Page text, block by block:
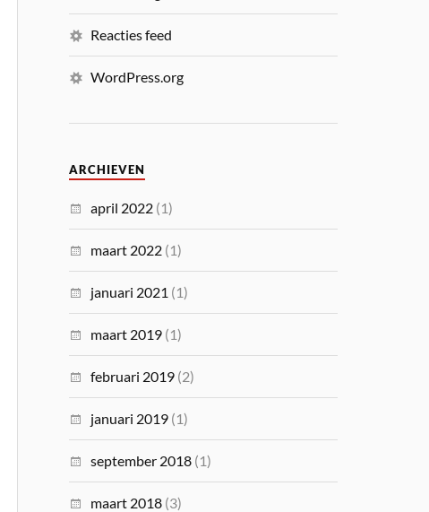
Reacties feed
WordPress.org
ARCHIEVEN
april 2022 (1)
maart 2022 (1)
januari 2021 (1)
maart 2019 (1)
februari 2019 (2)
januari 2019 (1)
september 2018 (1)
maart 2018 (3)